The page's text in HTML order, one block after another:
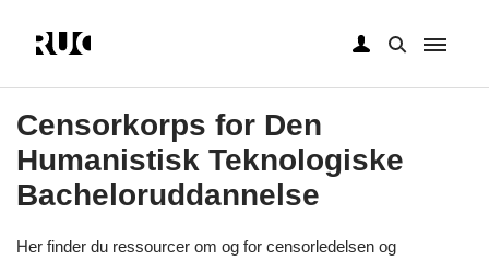
hovedindhold
Censorkorps for Den
Humanistisk Teknologiske
Bacheloruddannelse
Her finder du ressourcer om og for censorledelsen og